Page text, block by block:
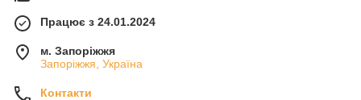
Працює з 24.01.2024
м. Запоріжжя
Запоріжжя, Україна
Контакти